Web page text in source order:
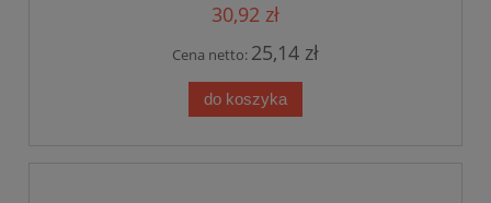
30,92 zł
Cena netto: 25,14 zł
do koszyka